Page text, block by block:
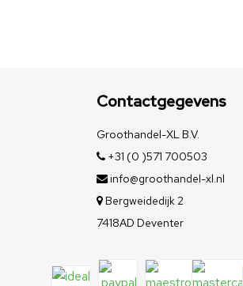
Contactgegevens
Groothandel-XL B.V.
+31 (0 )571 700503
info@groothandel-xl.nl
Bergweidedijk 2
7418AD Deventer